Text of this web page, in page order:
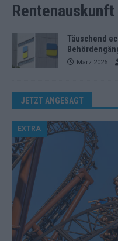
Rentenauskunft
Täuschend
März 2026
JETZT ANGESAGT
EXTRA